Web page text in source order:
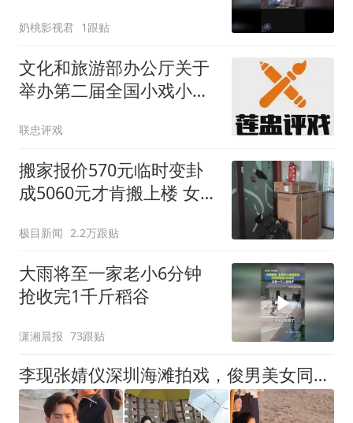
奶桃影视君 1跟贴
文化和旅游部办公厅关于
举办第二届全国小戏小品
联忠评戏
搬家报价570元临时变卦
成5060元才肯搬上楼 女子
极目新闻 2.2万跟贴
大雨将至一家老小6分钟
抢收完1千斤稻谷
潇湘晨报 73跟贴
李现张婧仪深圳海滩拍戏，俊男美女同框氛围感拉满